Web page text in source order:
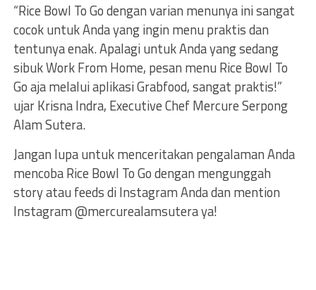
“Rice Bowl To Go dengan varian menunya ini sangat
cocok untuk Anda yang ingin menu praktis dan
tentunya enak. Apalagi untuk Anda yang sedang
sibuk Work From Home, pesan menu Rice Bowl To
Go aja melalui aplikasi Grabfood, sangat praktis!”
ujar Krisna Indra, Executive Chef Mercure Serpong
Alam Sutera.
Jangan lupa untuk menceritakan pengalaman Anda
mencoba Rice Bowl To Go dengan mengunggah
story atau feeds di Instagram Anda dan mention
Instagram @mercurealamsutera ya!